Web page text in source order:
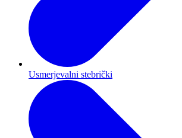
Usmerjevalni stebrički